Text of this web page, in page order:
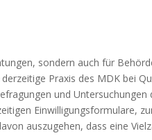
sondern auch für
derzeitige Praxis des MDK bei
und
Einwilligungsformulare,
auszugehen, dass eine